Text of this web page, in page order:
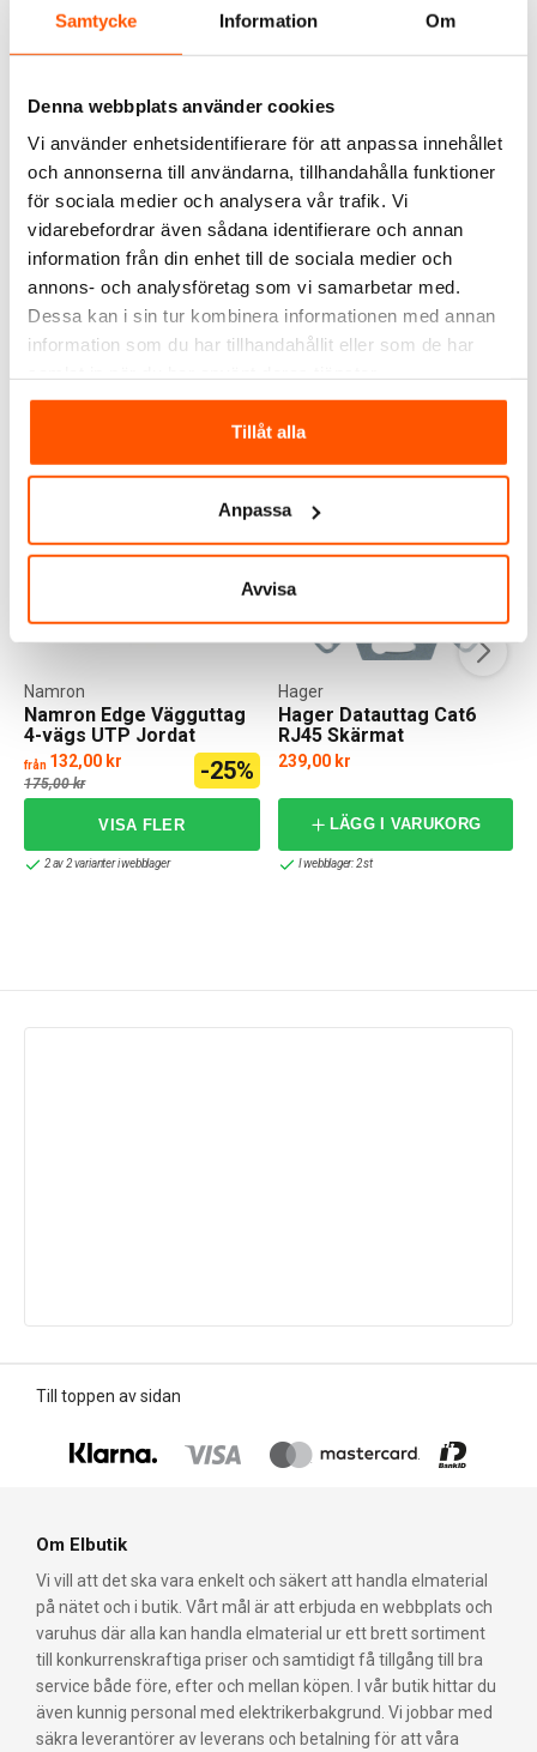
Samtycke Information Om
Denna webbplats använder cookies
Vi använder enhetsidentifierare för att anpassa innehållet
och annonserna till användarna, tillhandahålla funktioner
för sociala medier och analysera vår trafik. Vi
vidarebefordrar även sådana identifierare och annan
information från din enhet till de sociala medier och
annons- och analysföretag som vi samarbetar med.
Dessa kan i sin tur kombinera informationen med annan
information som du har tillhandahållit eller som de har
Tillåt alla
Anpassa
Avvisa
Berker S.1
Kombinationsramar
Silver
Berker
69,00 kr
LÄGG I VARUKORG
I webblager: 1 st
Hager S.1
Kombinationsramar
Antracit
Hager
65,00 kr
1 av 4 varianter i webblager
ANDRA KUNDER KÖPTE ÄVEN
Namron Edge Vägguttag
4-vägs UTP Jordat
Namron
från 132,00 kr
175,00 kr -25%
2 av 2 varianter i webblager
Hager Datauttag Cat6
RJ45 Skärmat
Hager
239,00 kr
LÄGG I VARUKORG
I webblager: 2 st
Till toppen av sidan
Om Elbutik
Vi vill att det ska vara enkelt och säkert att handla elmaterial
på nätet och i butik. Vårt mål är att erbjuda en webbplats och
varuhus där alla kan handla elmaterial ur ett brett sortiment
till konkurrenskraftiga priser och samtidigt få tillgång till bra
service både före, efter och mellan köpen. I vår butik hittar du
även kunnig personal med elektrikerbakgrund. Vi jobbar med
säkra leverantörer av leverans och betalning för att våra